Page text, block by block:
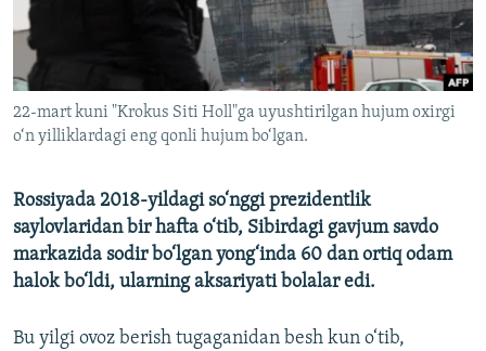
22-mart kuni "Krokus Siti Holl"ga uyushtirilgan hujum oxirgi
o‘n yilliklardagi eng qonli hujum bo‘lgan.
Rossiyada 2018-yildagi so‘nggi prezidentlik
saylovlaridan bir hafta o‘tib, Sibirdagi gavjum savdo
markazida sodir bo‘lgan yong‘inda 60 dan ortiq odam
halok bo‘ldi, ularning aksariyati bolalar edi.
Bu yilgi ovoz berish tugaganidan besh kun o‘tib,